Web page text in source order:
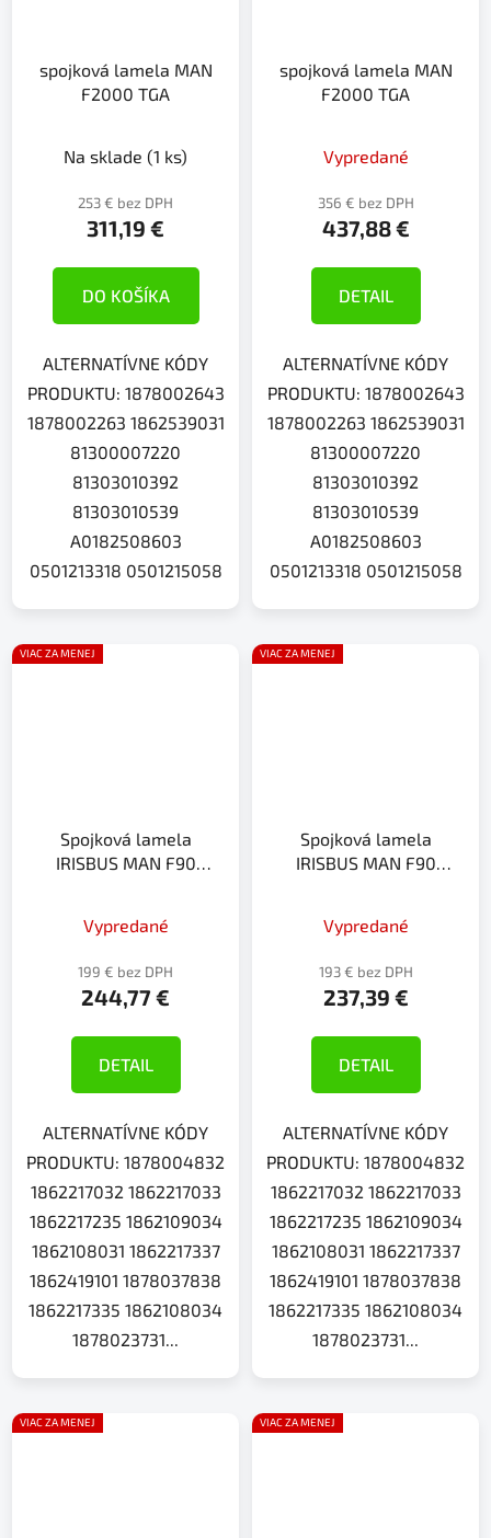
spojková lamela MAN
F2000 TGA
Na sklade (1 ks)
253 € bez DPH
311,19 €
DO KOŠÍKA
ALTERNATÍVNE KÓDY
PRODUKTU: 1878002643
1878002263 1862539031
81300007220
81303010392
81303010539
A0182508603
0501213318 0501215058
spojková lamela MAN
F2000 TGA
Vypredané
356 € bez DPH
437,88 €
DETAIL
ALTERNATÍVNE KÓDY
PRODUKTU: 1878002643
1878002263 1862539031
81300007220
81303010392
81303010539
A0182508603
0501213318 0501215058
VIAC ZA MENEJ
Spojková lamela
IRISBUS MAN F90
Vypredané
199 € bez DPH
244,77 €
DETAIL
ALTERNATÍVNE KÓDY
PRODUKTU: 1878004832
1862217032 1862217033
1862217235 1862109034
1862108031 1862217337
1862419101 1878037838
1862217335 1862108034
1878023731...
VIAC ZA MENEJ
Spojková lamela
IRISBUS MAN F90
Vypredané
193 € bez DPH
237,39 €
DETAIL
ALTERNATÍVNE KÓDY
PRODUKTU: 1878004832
1862217032 1862217033
1862217235 1862109034
1862108031 1862217337
1862419101 1878037838
1862217335 1862108034
1878023731...
VIAC ZA MENEJ VIAC ZA MENEJ